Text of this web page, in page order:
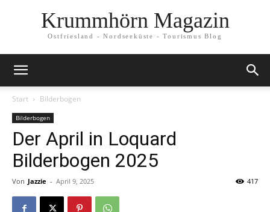
Krummhörn Magazin
Ostfriesland - Nordseeküste - Tourismus Blog
Start Bilderbogen
Bilderbogen
Der April in Loquard
Bilderbogen 2025
Von Jazzie - April 9, 2025 417